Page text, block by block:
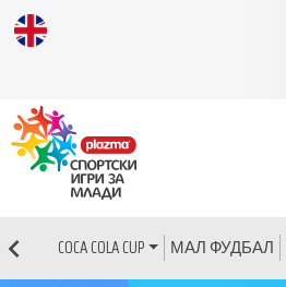
COCA COLA CUP МАЛ ФУДБАЛ